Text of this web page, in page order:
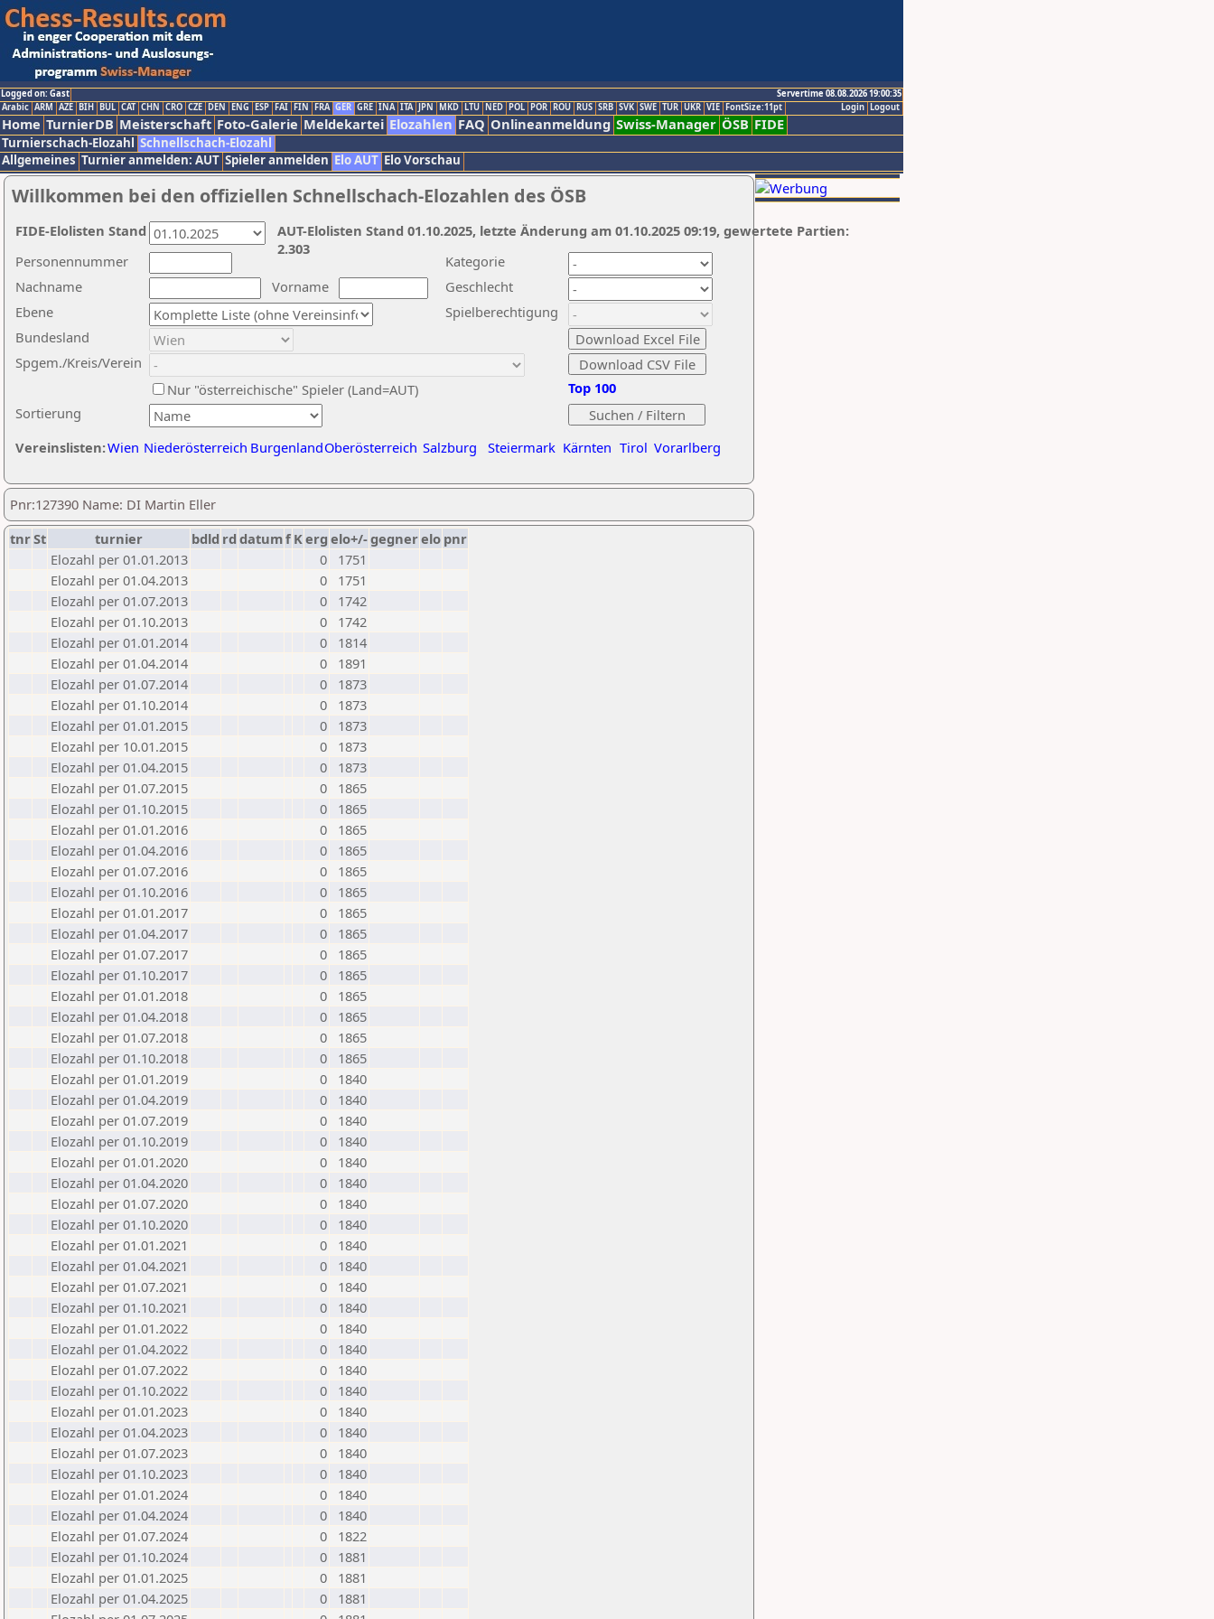
Logged on: Gast
Servertime 08.08.2026 19:00:35
Logout
Login
Arabic ARM AZE BIH BUL CAT CHN CRO CZE DEN ENG ESP FAI FIN FRA GER GRE INA ITA JPN MKD LTU NED POL POR ROU RUS SRB SVK SWE TUR UKR VIE FontSize:11pt
Home TurnierDB Meisterschaft Foto-Galerie Meldekartei Elozahlen FAQ Onlineanmeldung Swiss-Manager ÖSB FIDE
Turnierschach-Elozahl Schnellschach-Elozahl
Allgemeines Turnier anmelden: AUT Spieler anmelden Elo AUT Elo Vorschau
Willkommen bei den offiziellen Schnellschach-Elozahlen des ÖSB
Nachname
Vorname
Ebene
Kategorie
Sortierung
Personennummer
Bundesland
Spgem./Kreis/Verein
Geschlecht
Nur "österreichische" Spieler (Land=AUT)
Spielberechtigung
Vereinslisten:Wien Niederösterreich BurgenlandOberösterreich Salzburg Steiermark Kärnten Tirol Vorarlberg
Top 100
AUT-Elolisten Stand 01.10.2025, letzte Änderung am 01.10.2025 09:19, gewertete Partien:
2.303
FIDE-Elolisten Stand
Pnr:127390 Name: DI Martin Eller
tnrSt turnier bdld rd datumf Kerg elo+/-gegnerelo pnr
Elozahl per 01.01.2013
0
1751
Elozahl per 01.04.2013
0
1751
Elozahl per 01.07.2013
0
1742
Elozahl per 01.10.2013
0
1742
Elozahl per 01.01.2014
0
1814
Elozahl per 01.04.2014
0
1891
Elozahl per 01.07.2014
0
1873
Elozahl per 01.10.2014
0
1873
Elozahl per 01.01.2015
0
1873
Elozahl per 10.01.2015
0
1873
Elozahl per 01.04.2015
0
1873
Elozahl per 01.07.2015
0
1865
Elozahl per 01.10.2015
0
1865
Elozahl per 01.01.2016
0
1865
Elozahl per 01.04.2016
0
1865
Elozahl per 01.07.2016
0
1865
Elozahl per 01.10.2016
0
1865
Elozahl per 01.01.2017
0
1865
Elozahl per 01.04.2017
0
1865
Elozahl per 01.07.2017
0
1865
Elozahl per 01.10.2017
0
1865
Elozahl per 01.01.2018
0
1865
Elozahl per 01.04.2018
0
1865
Elozahl per 01.07.2018
0
1865
Elozahl per 01.10.2018
0
1865
Elozahl per 01.01.2019
0
1840
Elozahl per 01.04.2019
0
1840
Elozahl per 01.07.2019
0
1840
Elozahl per 01.10.2019
0
1840
Elozahl per 01.01.2020
0
1840
Elozahl per 01.04.2020
0
1840
Elozahl per 01.07.2020
0
1840
Elozahl per 01.10.2020
0
1840
Elozahl per 01.01.2021
0
1840
Elozahl per 01.04.2021
0
1840
Elozahl per 01.07.2021
0
1840
Elozahl per 01.10.2021
0
1840
Elozahl per 01.01.2022
0
1840
Elozahl per 01.04.2022
0
1840
Elozahl per 01.07.2022
0
1840
Elozahl per 01.10.2022
0
1840
Elozahl per 01.01.2023
0
1840
Elozahl per 01.04.2023
0
1840
Elozahl per 01.07.2023
0
1840
Elozahl per 01.10.2023
0
1840
Elozahl per 01.01.2024
0
1840
Elozahl per 01.04.2024
0
1840
Elozahl per 01.07.2024
0
1822
Elozahl per 01.10.2024
0
1881
Elozahl per 01.01.2025
0
1881
Elozahl per 01.04.2025
0
1881